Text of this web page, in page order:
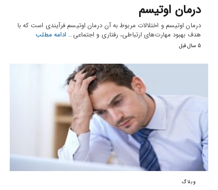
درمان اوتیسم
درمان اوتیسم و اختلالات مربوط به آن درمان اوتیسم فرآیندی است که با
هدف بهبود مهارت‌های ارتباطی، رفتاری و اجتماعی… ادامه مطلب
5 سال قبل
وبلاگ